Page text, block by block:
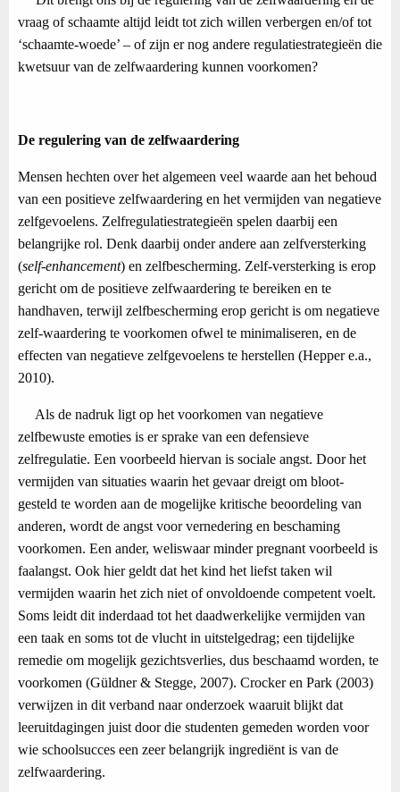
vraag of schaamte altijd leidt tot zich willen verbergen en/of tot
‘schaamte-woede’ – of zijn er nog andere regulatiestrategieën die
kwetsuur van de zelfwaardering kunnen voorkomen?
De regulering van de zelfwaardering
Mensen hechten over het algemeen veel waarde aan het behoud
van een positieve zelfwaardering en het vermijden van negatieve
zelfgevoelens. Zelfregulatiestrategieën spelen daarbij een
belangrijke rol. Denk daarbij onder andere aan zelfversterking
(self-enhancement) en zelfbescherming. Zelf-versterking is erop
gericht om de positieve zelfwaardering te bereiken en te
handhaven, terwijl zelfbescherming erop gericht is om negatieve
zelf-waardering te voorkomen ofwel te minimaliseren, en de
effecten van negatieve zelfgevoelens te herstellen (Hepper e.a.,
2010).
Als de nadruk ligt op het voorkomen van negatieve
zelfbewuste emoties is er sprake van een defensieve
zelfregulatie. Een voorbeeld hiervan is sociale angst. Door het
vermijden van situaties waarin het gevaar dreigt om bloot-
gesteld te worden aan de mogelijke kritische beoordeling van
anderen, wordt de angst voor vernedering en beschaming
voorkomen. Een ander, weliswaar minder pregnant voorbeeld is
faalangst. Ook hier geldt dat het kind het liefst taken wil
vermijden waarin het zich niet of onvoldoende competent voelt.
Soms leidt dit inderdaad tot het daadwerkelijke vermijden van
een taak en soms tot de vlucht in uitstelgedrag; een tijdelijke
remedie om mogelijk gezichtsverlies, dus beschaamd worden, te
voorkomen (Güldner & Stegge, 2007). Crocker en Park (2003)
verwijzen in dit verband naar onderzoek waaruit blijkt dat
leeruitdagingen juist door die studenten gemeden worden voor
wie schoolsucces een zeer belangrijk ingrediënt is van de
zelfwaardering.